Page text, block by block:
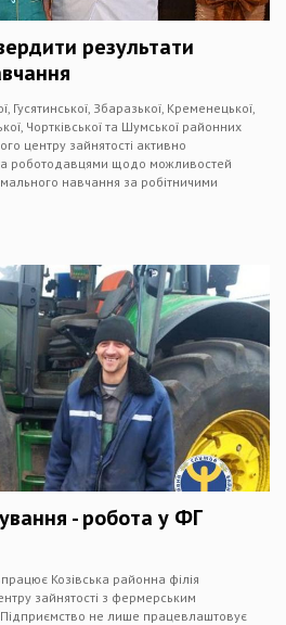
результати
Гусятинської, Збаразької, Кременецької,
Чортківської та Шумської районних
центру зайнятості активно
роботодавцями щодо можливостей
навчання за робітничими
- робота у ФГ
Козівська районна філія
зайнятості з фермерським
Підприємство не лише працевлаштовує